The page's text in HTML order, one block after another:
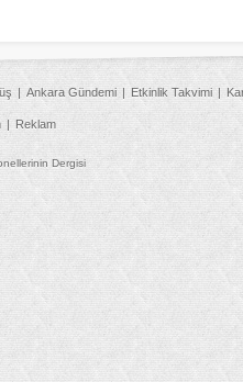
Ankara Gündemi Etkinlik Takvimi
Reklam
Dergisi